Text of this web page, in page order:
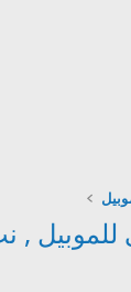
, نت